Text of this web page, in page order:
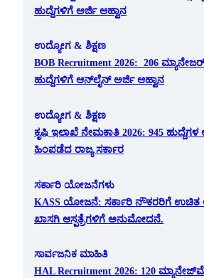
ಹುದ್ದೆಗಳಿಗೆ ಅರ್ಜಿ ಆಹ್ವಾನ
ಉದ್ಯೋಗ & ಶಿಕ್ಷಣ
BOB Recruitment 2026: 206
ಹುದ್ದೆಗಳಿಗೆ ಆನ್‌ಲೈನ್ ಅರ್ಜಿ ಆಹ್ವಾನ
ಉದ್ಯೋಗ & ಶಿಕ್ಷಣ
ಕೃಷಿ ಇಲಾಖೆ ನೇಮಕಾತಿ 2026: 945
ಹಿಂಪಡೆದ ರಾಜ್ಯ ಸರ್ಕಾರ
ಸರ್ಕಾರಿ ಯೋಜನೆಗಳು
KASS ಯೋಜನೆ: ಸರ್ಕಾರಿ ನೌಕರರಿಗೆ ಉಚಿತ
ಖಾಸಗಿ ಆಸ್ಪತ್ರೆಗಳಿಗೆ ಅನುಮೋದನೆ.
ಸಾರ್ವಜನಿಕ ಮಾಹಿತಿ
HAL Recruitment 2026: 120